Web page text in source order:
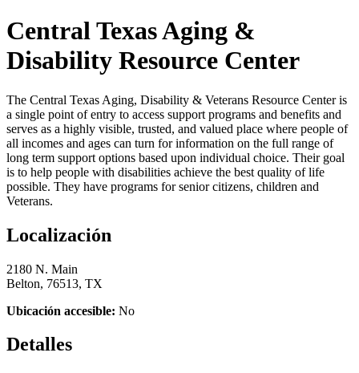
Central Texas Aging &
Disability Resource Center
The Central Texas Aging, Disability & Veterans Resource Center is
a single point of entry to access support programs and benefits and
serves as a highly visible, trusted, and valued place where people of
all incomes and ages can turn for information on the full range of
long term support options based upon individual choice. Their goal
is to help people with disabilities achieve the best quality of life
possible. They have programs for senior citizens, children and
Veterans.
Localización
2180 N. Main
Belton, 76513, TX
Ubicación accesible: No
Detalles